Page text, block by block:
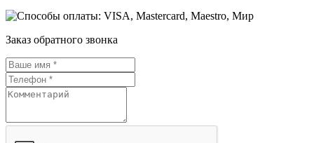
Заказ обратного звонка